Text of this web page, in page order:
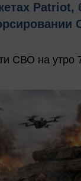
Patriot,
СВО на утро